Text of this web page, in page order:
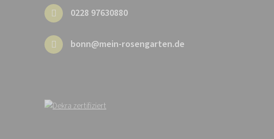
0228 97630880
bonn@mein-rosengarten.de